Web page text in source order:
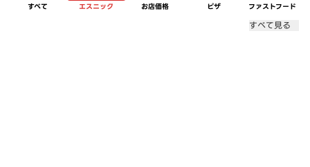
すべて エスニック お店価格 ピザ ファストフード
すべて見る